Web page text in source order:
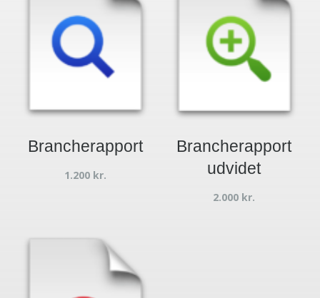
Brancherapport
1.200 kr.
Brancherapport
udvidet
2.000 kr.